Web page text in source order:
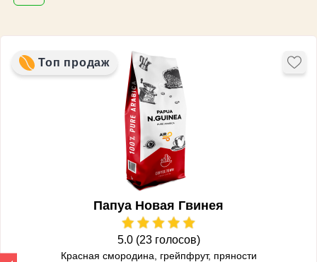
Топ продаж
Папуа Новая Гвинея
5.0 (23 голосов)
Красная смородина, грейпфрут, пряности